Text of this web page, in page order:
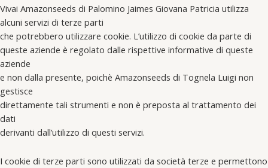
Vivai Amazonseeds di Palomino Jaimes Giovana Patricia utilizza
alcuni servizi di terze parti
che potrebbero utilizzare cookie. L’utilizzo di cookie da parte di
queste aziende è regolato dalle rispettive informative di queste
aziende
e non dalla presente, poichè Amazonseeds di Tognela Luigi non
gestisce
direttamente tali strumenti e non è preposta al trattamento dei
dati
derivanti dall’utilizzo di questi servizi.
I cookie di terze parti sono utilizzati da società terze e permettono